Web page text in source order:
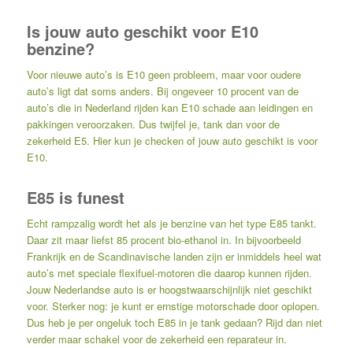
Is jouw auto geschikt voor E10
benzine?
Voor nieuwe auto’s is E10 geen probleem, maar voor oudere
auto’s ligt dat soms anders. Bij ongeveer 10 procent van de
auto’s die in Nederland rijden kan E10 schade aan leidingen en
pakkingen veroorzaken. Dus twijfel je, tank dan voor de
zekerheid E5. Hierkun je checken of jouw auto geschikt is voor
E10.
E85 is funest
Echt rampzalig wordt het als je benzine van het type E85 tankt.
Daar zit maar liefst 85 procent bio-ethanol in. In bijvoorbeeld
Frankrijk en de Scandinavische landen zijn er inmiddels heel wat
auto’s met speciale flexifuel-motoren die daarop kunnen rijden.
Jouw Nederlandse auto is er hoogstwaarschijnlijk niet geschikt
voor. Sterker nog: je kunt er ernstige motorschade door oplopen.
Dus heb je per ongeluk toch E85 in je tank gedaan? Rijd dan niet
verder maar schakel voor de zekerheid een reparateur in.